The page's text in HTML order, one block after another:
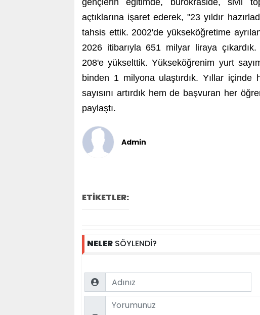
gençlerin eğitimde, bürokraside, sivil
açtıklarına işaret ederek, "23 yıldır
tahsis ettik. 2002'de yükseköğretime
2026 itibarıyla 651 milyar liraya
208'e yükselttik. Yükseköğrenim yurt
binden 1 milyona ulaştırdık. Yıllar
sayısını artırdık hem de başvuran her
paylaştı.
Admin
ETİKETLER:
NELER SÖYLENDİ?
Name
Comment